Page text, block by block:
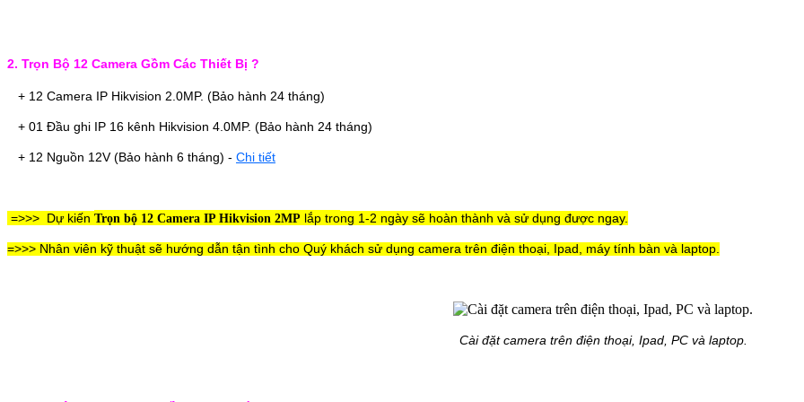
2. Trọn Bộ 12 Camera Gồm Các Thiết Bị ?
+ 12 Camera IP Hikvision 2.0MP. (Bảo hành 24 tháng)
+ 01 Đầu ghi IP 16 kênh Hikvision 4.0MP. (Bảo hành 24 tháng)
+ 12 Nguồn 12V(Bảo hành 6 tháng) - Chi tiết
=>>> Dự kiến Trọn bộ 12 Camera IP Hikvision 2MP lắp trong 1-2 ngày sẽ hoàn thành và sử dụng được ngay.
=>>> Nhân viên kỹ thuật sẽ hướng dẫn tận tình cho Quý khách sử dụng camera trên điện thoại, Ipad, máy tính bàn và laptop.
Cài đặt camera trên điện thoại, Ipad, PC và laptop.